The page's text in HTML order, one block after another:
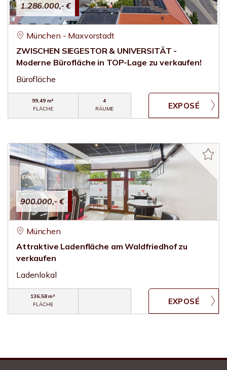
1.286.000,- €
München - Maxvorstadt
ZWISCHEN SIEGESTOR & UNIVERSITÄT -
Moderne Bürofläche in TOP-Lage zu verkaufen!
Bürofläche
99,49 m²
FLÄCHE
4
RÄUME
900.000,- €
München
Attraktive Ladenfläche am Waldfriedhof zu
verkaufen
Ladenlokal
136,58 m²
FLÄCHE